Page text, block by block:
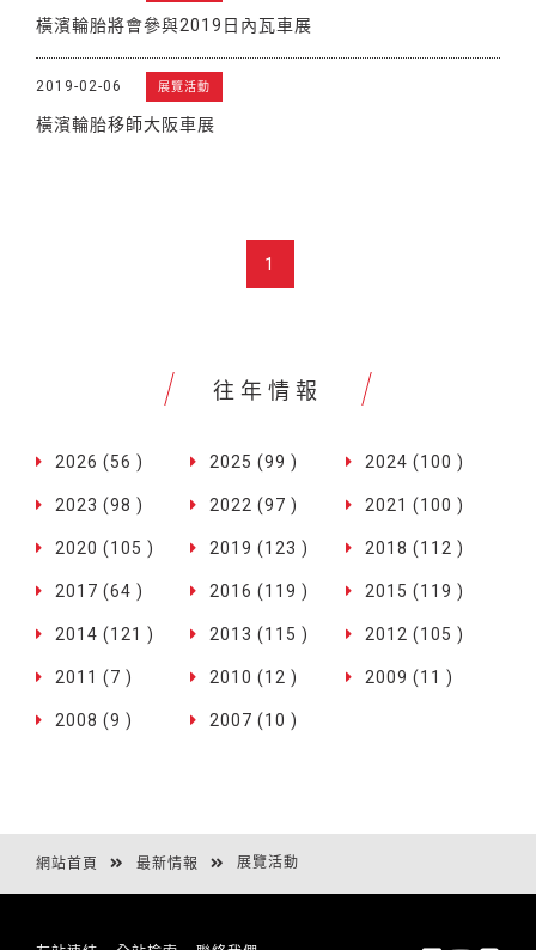
橫濱輪胎將會參與2019日內瓦車展
2019-02-06 展覽活動
橫濱輪胎移師大阪車展
1
往年情報
2026 (56 ) 2025 (99 ) 2024 (100 )
2023 (98 ) 2022 (97 ) 2021 (100 )
2020 (105 ) 2019 (123 ) 2018 (112 )
2017 (64 ) 2016 (119 ) 2015 (119 )
2014 (121 ) 2013 (115 ) 2012 (105 )
2011 (7 ) 2010 (12 ) 2009 (11 )
2008 (9 ) 2007 (10 )
網站首頁 最新情報 展覽活動